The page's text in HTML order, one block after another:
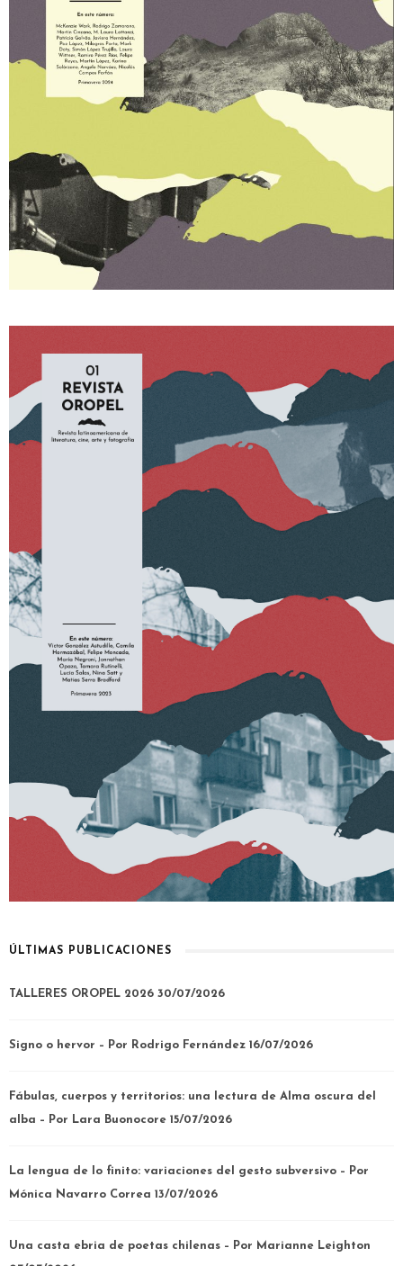
ÚLTIMAS PUBLICACIONES
TALLERES OROPEL 2026 30/07/2026
Signo o hervor – Por Rodrigo Fernández 16/07/2026
Fábulas, cuerpos y territorios: una lectura de Alma oscura del
alba – Por Lara Buonocore 15/07/2026
La lengua de lo finito: variaciones del gesto subversivo – Por
Mónica Navarro Correa 13/07/2026
Una casta ebria de poetas chilenas – Por Marianne Leighton